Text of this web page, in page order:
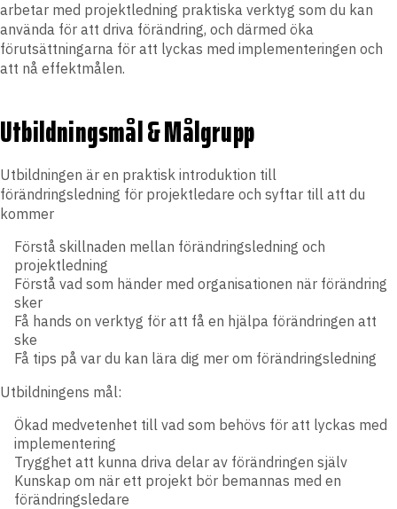
arbetar med projektledning praktiska verktyg som du kan
använda för att driva förändring, och därmed öka
förutsättningarna för att lyckas med implementeringen och
att nå effektmålen.
Utbildningsmål & Målgrupp
Utbildningen är en praktisk introduktion till
förändringsledning för projektledare och syftar till att du
kommer
Förstå skillnaden mellan förändringsledning och
projektledning
Förstå vad som händer med organisationen när förändring
sker
Få hands on verktyg för att få en hjälpa förändringen att
ske
Få tips på var du kan lära dig mer om förändringsledning
Utbildningens mål:
Ökad medvetenhet till vad som behövs för att lyckas med
implementering
Trygghet att kunna driva delar av förändringen själv
Kunskap om när ett projekt bör bemannas med en
förändringsledare